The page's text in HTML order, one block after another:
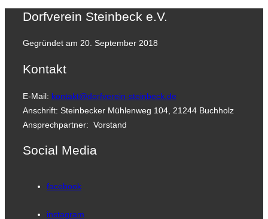
Dorfverein Steinbeck e.V.
Gegründet am 20. September 2018
Kontakt
E-Mail: kontakt@dorfverein-steinbeck.de
Anschrift: Steinbecker Mühlenweg 104, 21244 Buchholz
Ansprechpartner: Vorstand
Social Media
facebook
instagram